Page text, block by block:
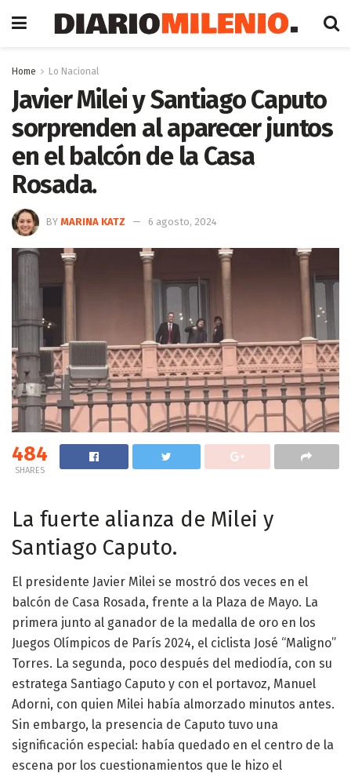
Home Lo Nacional
Javier Milei y Santiago Caputo
sorprenden al aparecer juntos
en el balcón de la Casa
Rosada.
BY MARINA KATZ 6 agosto, 2024
484
SHARES
La fuerte alianza de Milei y
Santiago Caputo.
El presidente Javier Milei se mostró dos veces en el
balcón de Casa Rosada, frente a la Plaza de Mayo. La
primera junto al ganador de la medalla de oro en los
Juegos Olímpicos de París 2024, el ciclista José “Maligno”
Torres. La segunda, poco después del mediodía, con su
estratega Santiago Caputo y con el portavoz, Manuel
Adorni, con quien Milei había almorzado minutos antes.
Sin embargo, la presencia de Caputo tuvo una
significación especial: había quedado en el centro de la
escena por los cuestionamientos que le hizo el